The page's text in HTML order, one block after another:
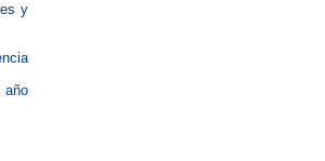
y
año